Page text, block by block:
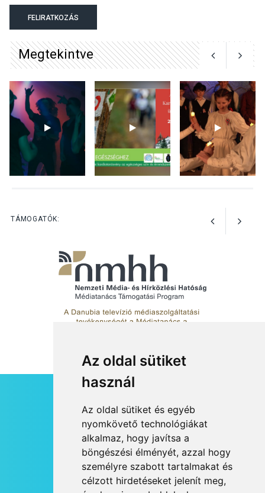
Az oldal sütiket
használ
Az oldal sütiket és egyéb
nyomkövető technológiákat
alkalmaz, hogy javítsa a
böngészési élményét, azzal hogy
személyre szabott tartalmakat és
célzott hirdetéseket jelenít meg,
játszóterei
TERMÉSZETI KÖRNYEZET 2026 AUG 04
Kánikulában még
veszélyesebbek a
kullancsok
FELIRATKOZÁS
Megtekintve
TÁMOGATÓK:
RSS
JOGI NYILATKOZAT
KAPCSOLAT
OLDALTÉRKÉP
IMPRESSZUM